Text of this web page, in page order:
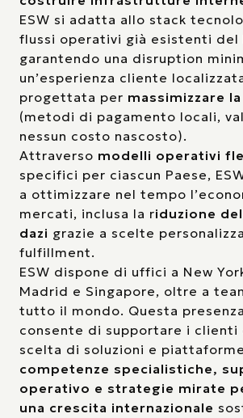
ESW si adatta allo stack
flussi operativi già esistenti del
garantendo una disruption
un’esperienza cliente
progettata per massimizzare
(metodi di pagamento locali,
nessun costo nascosto).
Attraverso modelli operativi
specifici per ciascun Paese,
a ottimizzare nel tempo
mercati, inclusa la riduzione
dazi grazie a scelte
fulfillment.
ESW dispone di uffici a New
Madrid e Singapore, oltre a
tutto il mondo. Questa
consente di supportare i clienti
scelta di soluzioni e
competenze specialistiche,
operativo e strategie mirate
una crescita internazionale